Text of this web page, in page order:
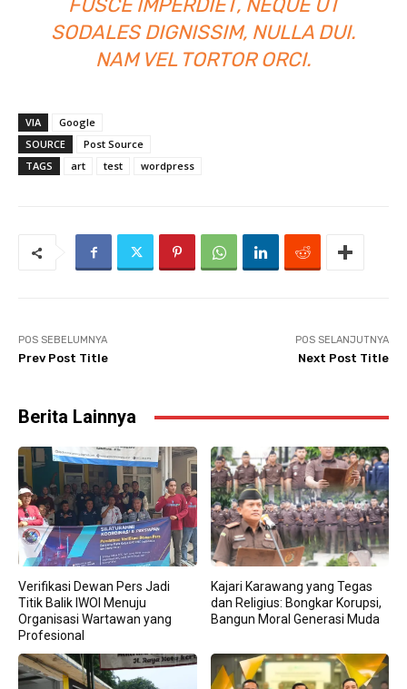
FUSCE IMPERDIET, NEQUE UT
SODALES DIGNISSIM, NULLA DUI.
NAM VEL TORTOR ORCI.
VIA
Google
SOURCE
Post Source
TAGS
art test wordpress
POS SEBELUMNYA
Prev Post Title
POS SELANJUTNYA
Next Post Title
Berita Lainnya
Verifikasi Dewan Pers Jadi
Titik Balik IWOI Menuju
Organisasi Wartawan yang
Profesional
Kajari Karawang yang Tegas
dan Religius: Bongkar Korupsi,
Bangun Moral Generasi Muda